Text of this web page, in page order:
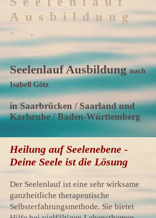
Ausbildung
- .
Seelenlauf Ausbildungnach
Isabell Götz
in Saarbrücken / Saarland und
Karlsruhe / Baden-Württemberg
Heilung auf Seelenebene -
Deine Seele ist die Lösung
Der Seelenlauf ist eine sehr wirksame
ganzheitliche therapeutische
Selbsterfahrungsmethode. Sie bietet